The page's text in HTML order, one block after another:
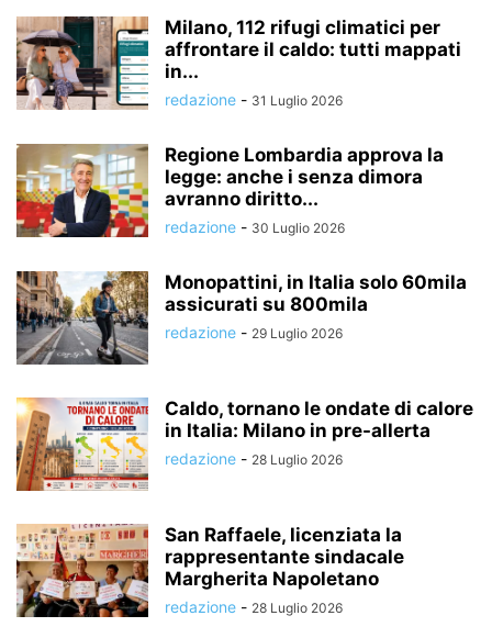
Milano, 112 rifugi climatici per
affrontare il caldo: tutti mappati
in...
redazione - 31 Luglio 2026
Regione Lombardia approva la
legge: anche i senza dimora
avranno diritto...
redazione - 30 Luglio 2026
Monopattini, in Italia solo 60mila
assicurati su 800mila
redazione - 29 Luglio 2026
Caldo, tornano le ondate di calore
in Italia: Milano in pre-allerta
redazione - 28 Luglio 2026
San Raffaele, licenziata la
rappresentante sindacale
Margherita Napoletano
redazione - 28 Luglio 2026